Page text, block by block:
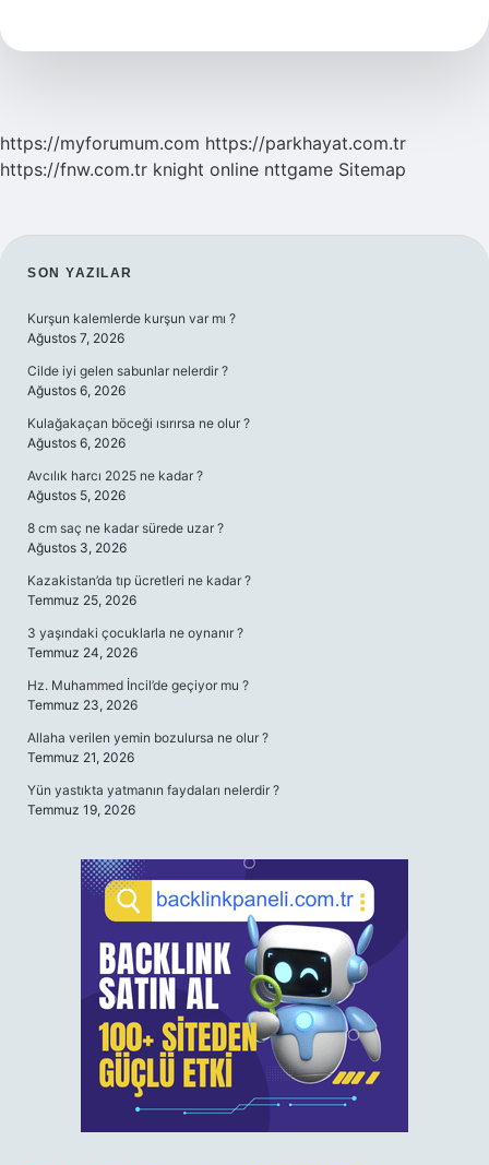
Şey
https://myforumum.com https://parkhayat.com.tr
https://fnw.com.tr knight online nttgame Sitemap
SIDEBAR
SON YAZILAR
Kurşun kalemlerde kurşun var mı ?
Ağustos 7, 2026
Cilde iyi gelen sabunlar nelerdir ?
Ağustos 6, 2026
Kulağakaçan böceği ısırırsa ne olur ?
Ağustos 6, 2026
Avcılık harcı 2025 ne kadar ?
Ağustos 5, 2026
8 cm saç ne kadar sürede uzar ?
Ağustos 3, 2026
Kazakistan’da tıp ücretleri ne kadar ?
Temmuz 25, 2026
3 yaşındaki çocuklarla ne oynanır ?
Temmuz 24, 2026
Hz. Muhammed İncil’de geçiyor mu ?
Temmuz 23, 2026
Allaha verilen yemin bozulursa ne olur ?
Temmuz 21, 2026
Yün yastıkta yatmanın faydaları nelerdir ?
Temmuz 19, 2026